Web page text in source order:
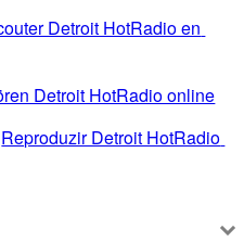
Detroit HotRadio en
Detroit HotRadio online
Reproduzir Detroit HotRadio